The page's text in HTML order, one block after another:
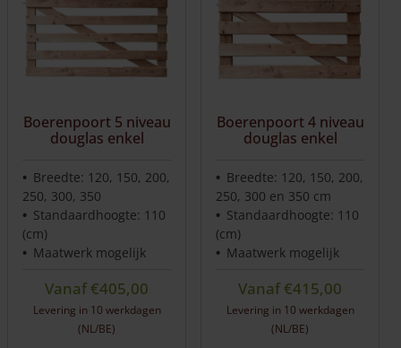
Boerenpoort 5 niveau
douglas enkel
Breedte: 120, 150, 200,
250, 300, 350
Standaardhoogte: 110
(cm)
Maatwerk mogelijk
Vanaf€405,00
Levering in 10 werkdagen
(NL/BE)
Boerenpoort 4 niveau
douglas enkel
Breedte: 120, 150, 200,
250, 300 en 350 cm
Standaardhoogte: 110
(cm)
Maatwerk mogelijk
Vanaf€415,00
Levering in 10 werkdagen
(NL/BE)